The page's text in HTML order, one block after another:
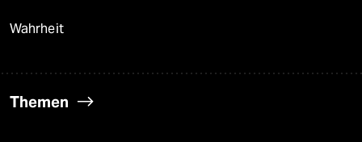
Wahrheit
Themen